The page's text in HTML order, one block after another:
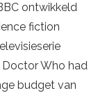
ontwikkeld
fiction
Doctor Who had
budget van